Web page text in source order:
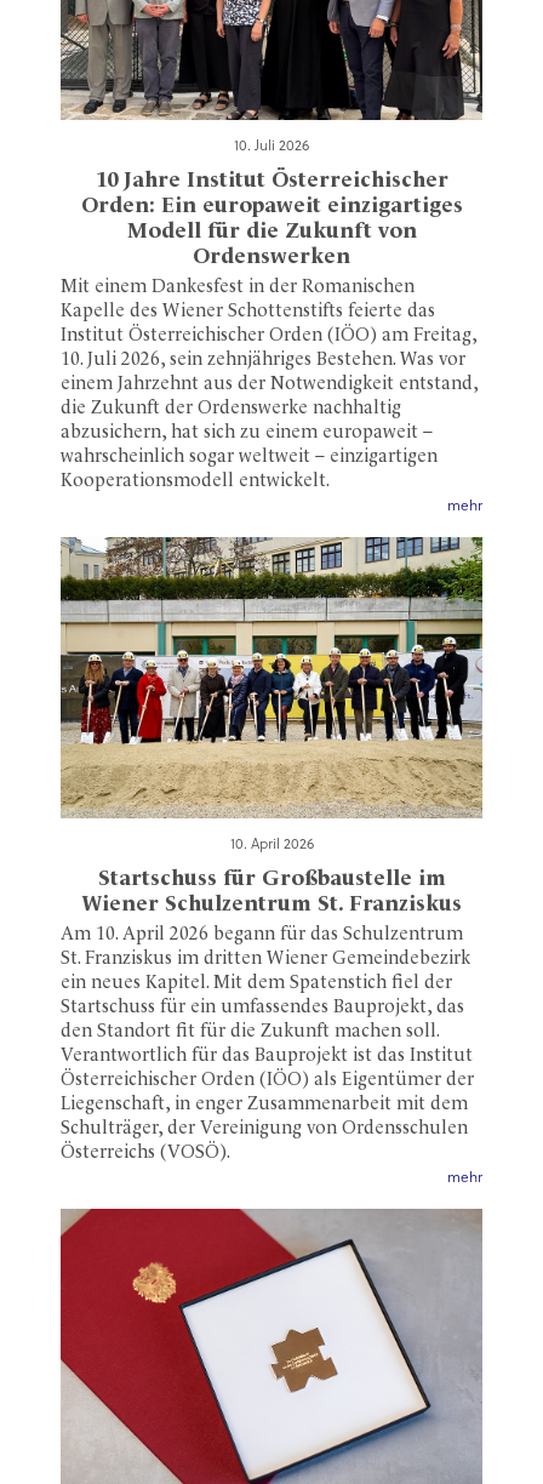
10. Juli 2026
10 Jahre Institut Österreichischer
Orden: Ein europaweit einzigartiges
Modell für die Zukunft von
Ordenswerken
Mit einem Dankesfest in der Romanischen
Kapelle des Wiener Schottenstifts feierte das
Institut Österreichischer Orden (IÖO) am Freitag,
10. Juli 2026, sein zehnjähriges Bestehen. Was vor
einem Jahrzehnt aus der Notwendigkeit entstand,
die Zukunft der Ordenswerke nachhaltig
abzusichern, hat sich zu einem europaweit –
wahrscheinlich sogar weltweit – einzigartigen
Kooperationsmodell entwickelt.
mehr
10. April 2026
Startschuss für Großbaustelle im
Wiener Schulzentrum St. Franziskus
Am 10. April 2026 begann für das Schulzentrum
St. Franziskus im dritten Wiener Gemeindebezirk
ein neues Kapitel. Mit dem Spatenstich fiel der
Startschuss für ein umfassendes Bauprojekt, das
den Standort fit für die Zukunft machen soll.
Verantwortlich für das Bauprojekt ist das Institut
Österreichischer Orden (IÖO) als Eigentümer der
Liegenschaft, in enger Zusammenarbeit mit dem
Schulträger, der Vereinigung von Ordensschulen
Österreichs (VOSÖ).
mehr